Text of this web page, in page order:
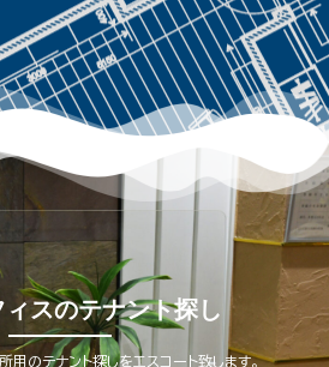
スのテナント探し
用のテナント探しをエスコート致します。